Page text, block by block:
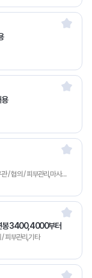
월급 260만원~450만원 (면접 후 결정) / 세 이하 / 1년 이상 / 무관 / 협의 / 피부관리,마사지,기타
봉 3400,4000부터
피부관리,기타